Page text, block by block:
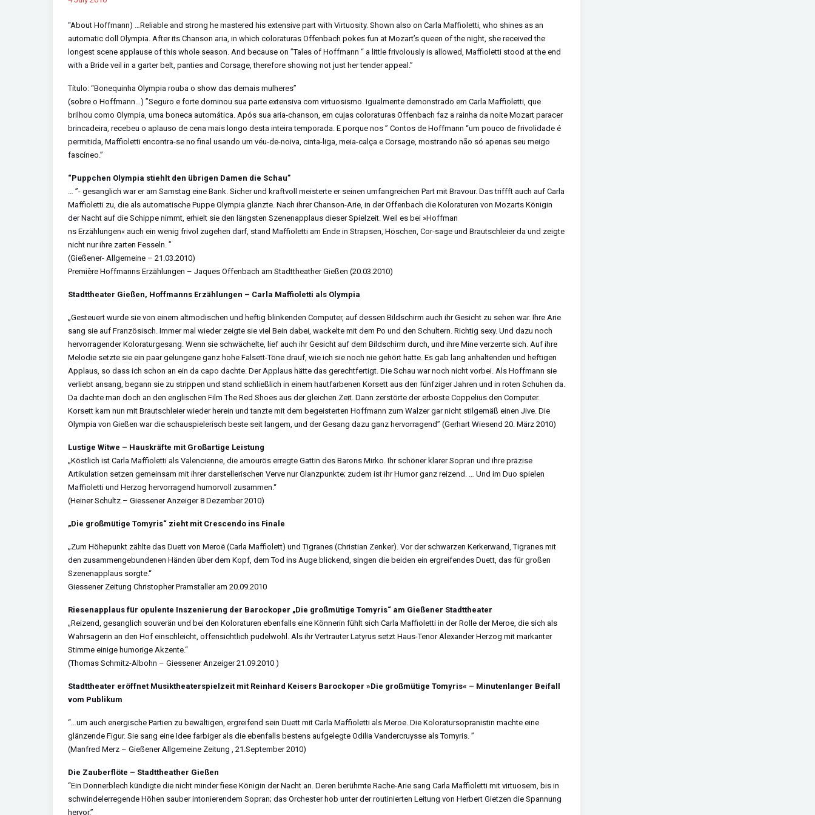
“About Hoffmann) …Reliable and strong he mastered his extensive part with Virtuosity. Shown also on Carla Maffioletti, who shines as an
automatic doll Olympia. After its Chanson aria, in which coloraturas Offenbach pokes fun at Mozart’s queen of the night, she received the
longest scene applause of this whole season. And because on ”Tales of Hoffmann “ a little frivolously is allowed, Maffioletti stood at the end
with a Bride veil in a garter belt, panties and Corsage, therefore showing not just her tender appeal.”
Título: “Bonequinha Olympia rouba o show das demais mulheres”
(sobre o Hoffmann…) ”Seguro e forte dominou sua parte extensiva com virtuosismo. Igualmente demonstrado em Carla Maffioletti, que
brilhou como Olympia, uma boneca automática. Após sua aria-chanson, em cujas coloraturas Offenbach faz a rainha da noite Mozart paracer
brincadeira, recebeu o aplauso de cena mais longo desta inteira temporada. E porque nos ” Contos de Hoffmann “um pouco de frivolidade é
permitida, Maffioletti encontra-se no final usando um véu-de-noiva, cinta-liga, meia-calça e Corsage, mostrando não só apenas seu meigo
fascíneo.”
“Puppchen Olympia stiehlt den übrigen Damen die Schau”
… ”- gesanglich war er am Samstag eine Bank. Sicher und kraftvoll meisterte er seinen umfangreichen Part mit Bravour. Das triffft auch auf Carla
Maffioletti zu, die als automatische Puppe Olympia glänzte. Nach ihrer Chanson-Arie, in der Offenbach die Koloraturen von Mozarts Königin
der Nacht auf die Schippe nimmt, erhielt sie den längsten Szenenapplaus dieser Spielzeit. Weil es bei »Hoffman
ns Erzählungen« auch ein wenig frivol zugehen darf, stand Maffioletti am Ende in Strapsen, Höschen, Cor-sage und Brautschleier da und zeigte
nicht nur ihre zarten Fesseln. ”
(Gießener- Allgemeine – 21.03.2010)
Première Hoffmanns Erzählungen – Jaques Offenbach am Stadttheather Gießen (20.03.2010)
Stadttheater Gießen, Hoffmanns Erzählungen – Carla Maffioletti als Olympia
„Gesteuert wurde sie von einem altmodischen und heftig blinkenden Computer, auf dessen Bildschirm auch ihr Gesicht zu sehen war. Ihre Arie
sang sie auf Französisch. Immer mal wieder zeigte sie viel Bein dabei, wackelte mit dem Po und den Schultern. Richtig sexy. Und dazu noch
hervorragender Koloraturgesang. Wenn sie schwächelte, lief auch ihr Gesicht auf dem Bildschirm durch, und ihre Mine verzerrte sich. Auf ihre
Melodie setzte sie ein paar gelungene ganz hohe Falsett-Töne drauf, wie ich sie noch nie gehört hatte. Es gab lang anhaltenden und heftigen
Applaus, so dass ich schon an ein da capo dachte. Der Applaus hätte das gerechtfertigt. Die Schau war noch nicht vorbei. Als Hoffmann sie
verliebt ansang, begann sie zu strippen und stand schließlich in einem hautfarbenen Korsett aus den fünfziger Jahren und in roten Schuhen da.
Da dachte man doch an den englischen Film The Red Shoes aus der gleichen Zeit. Dann zerstörte der erboste Coppelius den Computer.
Korsett kam nun mit Brautschleier wieder herein und tanzte mit dem begeisterten Hoffmann zum Walzer gar nicht stilgemäß einen Jive. Die
Olympia von Gießen war die schauspielerisch beste seit langem, und der Gesang dazu ganz hervorragend” (Gerhart Wiesend 20. März 2010)
Lustige Witwe – Hauskräfte mit Großartige Leistung
„Köstlich ist Carla Maffioletti als Valencienne, die amourös erregte Gattin des Barons Mirko. Ihr schöner klarer Sopran und ihre präzise
Artikulation setzen gemeinsam mit ihrer darstellerischen Verve nur Glanzpunkte; zudem ist ihr Humor ganz reizend. … Und im Duo spielen
Maffioletti und Herzog hervorragend humorvoll zusammen.“
(Heiner Schultz – Giessener Anzeiger 8 Dezember 2010)
„Die großmütige Tomyris“ zieht mit Crescendo ins Finale
„Zum Höhepunkt zählte das Duett von Meroë (Carla Maffiolett) und Tigranes (Christian Zenker). Vor der schwarzen Kerkerwand, Tigranes mit
den zusammengebundenen Händen über dem Kopf, dem Tod ins Auge blickend, singen die beiden ein ergreifendes Duett, das für großen
Szenenapplaus sorgte.“
Giessener Zeitung Christopher Pramstaller am 20.09.2010
Riesenapplaus für opulente Inszenierung der Barockoper „Die großmütige Tomyris“ am Gießener Stadttheater
„Reizend, gesanglich souverän und bei den Koloraturen ebenfalls eine Könnerin fühlt sich Carla Maffioletti in der Rolle der Meroe, die sich als
Wahrsagerin an den Hof einschleicht, offensichtlich pudelwohl. Als ihr Vertrauter Latyrus setzt Haus-Tenor Alexander Herzog mit markanter
Stimme einige humorige Akzente.“
(Thomas Schmitz-Albohn – Giessener Anzeiger 21.09.2010 )
Stadttheater eröffnet Musiktheaterspielzeit mit Reinhard Keisers Barockoper »Die großmütige Tomyris« – Minutenlanger Beifall
vom Publikum
“…um auch energische Partien zu bewältigen, ergreifend sein Duett mit Carla Maffioletti als Meroe. Die Koloratursopranistin machte eine
glänzende Figur. Sie sang eine Idee farbiger als die ebenfalls bestens aufgelegte Odilia Vandercruysse als Tomyris. ”
(Manfred Merz – Gießener Allgemeine Zeitung , 21.September 2010)
Die Zauberflöte – Stadttheather Gießen
“Ein Donnerblech kündigte die nicht minder fiese Königin der Nacht an. Deren berühmte Rache-Arie sang Carla Maffioletti mit virtuosem, bis in
schwindelerregende Höhen sauber intonierendem Sopran; das Orchester hob unter der routinierten Leitung von Herbert Gietzen die Spannung
hervor.”